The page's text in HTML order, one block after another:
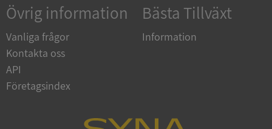
Övrig information
Vanliga frågor
Kontakta oss
API
Företagsindex
Bästa Tillväxt
Information